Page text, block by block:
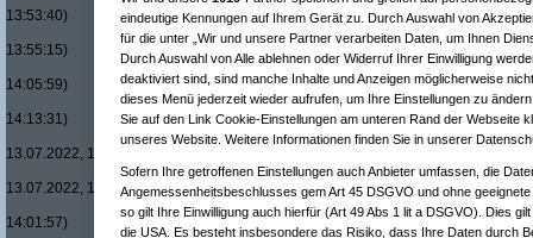
13:53:40)
Re(9): Conrad sperrt Fillialen in AT zu (bis auf Linz)(
13:55:15)
Re(10): Conrad sperrt Fillialen in AT zu (bis auf
14:05:59)
Re(11): Conrad sperrt Fillialen in AT zu (bis auf
14:13:31)
Re(12): Conrad sperrt Fillialen in AT zu (bis
13.07.2022, 14:17:34)
Re(13): Conrad sperrt Fillialen in AT zu
13.07.2022, 14:25:46)
Re(8): Conrad sperrt Fillialen in AT zu (bis auf Linz)
(
14:01:57)
eindeutige Kennungen auf Ihrem Gerät zu. Durch Auswahl von
für die unter „Wir und unsere Partner verarbeiten Daten, um Ihnen
Durch Auswahl von Alle ablehnen oder Widerruf Ihrer Einwilligung
deaktiviert sind, sind manche Inhalte und Anzeigen möglicherweise
dieses Menü jederzeit wieder aufrufen, um Ihre Einstellungen zu
Sie auf den Link Cookie-Einstellungen am unteren Rand der Webseite
unseres Website. Weitere Informationen finden Sie in unserer
Sofern Ihre getroffenen Einstellungen auch Anbieter umfassen, die
Angemessenheitsbeschlusses gem Art 45 DSGVO und ohne
so gilt Ihre Einwilligung auch hierfür (Art 49 Abs 1 lit a DSGVO). Dies
die USA. Es besteht insbesondere das Risiko, dass Ihre Daten durch